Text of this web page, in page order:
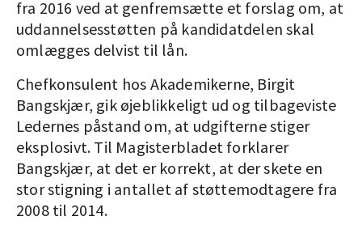
fra 2016 ved at genfremsætte et forslag om, at
uddannelsesstøtten på kandidatdelen skal
omlægges delvist til lån.
Chefkonsulent hos Akademikerne, Birgit
Bangskjær, gik øjeblikkeligt ud og tilbageviste
Ledernes påstand om, at udgifterne stiger
eksplosivt. Til Magisterbladet forklarer
Bangskjær, at det er korrekt, at der skete en
stor stigning i antallet af støttemodtagere fra
2008 til 2014.